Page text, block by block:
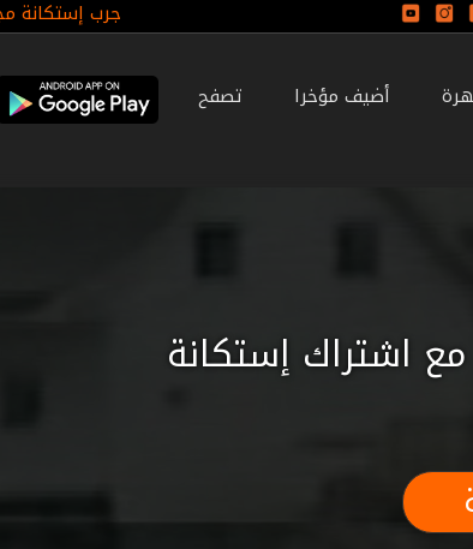
جرب إستكانة
أضيف مؤخرا تصفح
اشتراك إستكانة